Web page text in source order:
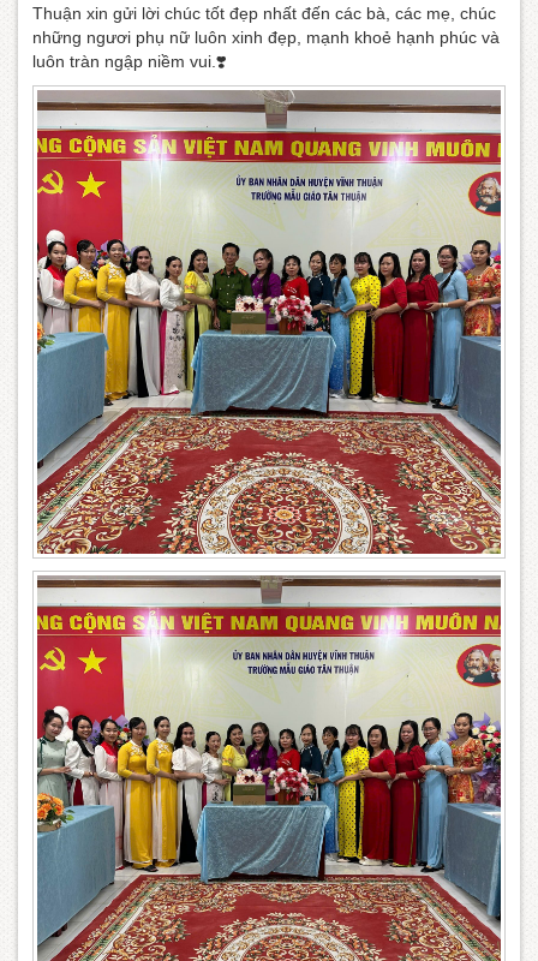
Thuận xin gửi lời chúc tốt đẹp nhất đến các bà, các mẹ, chúc
những ngươi phụ nữ luôn xinh đẹp, mạnh khoẻ hạnh phúc và
luôn tràn ngập niềm vui.❣️